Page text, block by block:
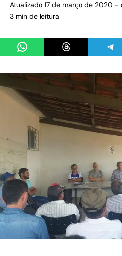
Atualizado 17 de março de 2020 -
3 min de leitura
Share on WhatsAppShare on Threads